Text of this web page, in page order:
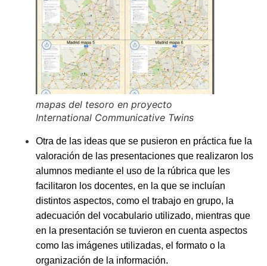
mapas del tesoro en proyecto
International Communicative Twins
Otra de las ideas que se pusieron en práctica fue la
valoración de las presentaciones que realizaron los
alumnos mediante el uso de la rúbrica que les
facilitaron los docentes, en la que se incluían
distintos aspectos, como el trabajo en grupo, la
adecuación del vocabulario utilizado, mientras que
en la presentación se tuvieron en cuenta aspectos
como las imágenes utilizadas, el formato o la
organización de la información.